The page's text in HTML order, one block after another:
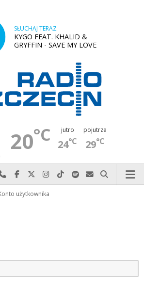
SŁUCHAJ TERAZ
KYGO FEAT. KHALID &
GRYFFIN - SAVE MY LOVE
20°C jutro
24°C
pojutrze
29°C
Najlepiej po prostu do nas zadzwoń
Odwiedź nas na Facebook-u
Odwiedź nas na X
Odwiedź nas na Instagram-ie
Odwiedź nas na TikTok-u
Szukaj nas na Spotify
Wyślij do nas
Szukaj
użytkownika